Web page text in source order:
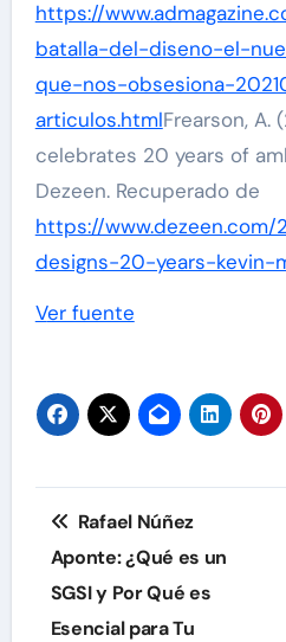
https://
batalla-del-diseno-el-
que-nos-obsesiona-
articulos.htmlFrearson, A.
celebrates 20 years of
Dezeen. Recuperado de
https://www.dezeen.com/
designs-20-years-kevin-
Navegación
entradas
Ver fuente
Navegación
de
entradas
Rafael Núñez
Aponte: ¿Qué es un
SGSI y Por Qué es
Esencial para Tu